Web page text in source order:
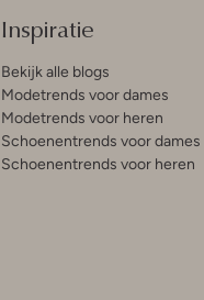
Inspiratie
Bekijk alle blogs
Modetrends voor dames
Modetrends voor heren
Schoenentrends voor dames
Schoenentrends voor heren